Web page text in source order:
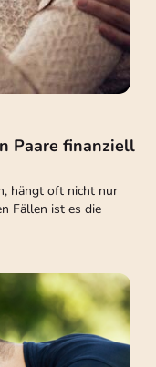
Paare finanziell
hängt oft nicht nur
Fällen ist es die